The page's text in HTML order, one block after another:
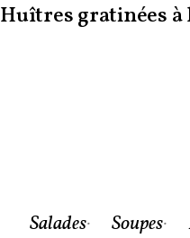
Huîtres gratinées à
Salades Soupes